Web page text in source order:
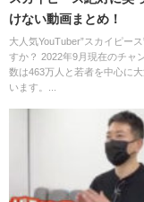
ヒカキンと那須川天
けない動画まとめ！
大人気YouTuber”スカイピー
すか？ 2022年9月現在のチャ
数は463万人と若者を中心に
います。...